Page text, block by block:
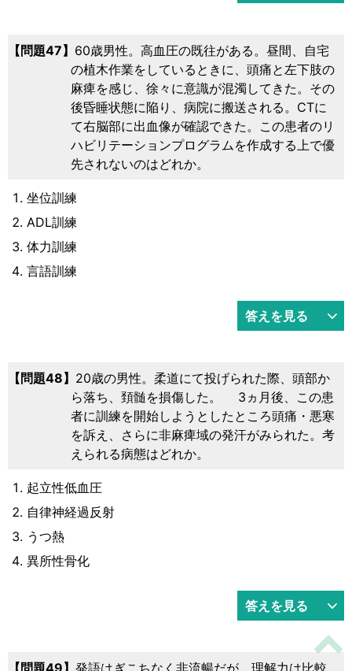
47
60歳男性。高血圧の既往がある。昼間、自宅
の植木作業をしているときに、頭痛と左下肢の
麻痺を感じ、徐々に意識が混濁してきた。その
後昏睡状態に陥り、病院に搬送される。CTに
て右脳部に出血像が確認できた。この患者のリ
ハビリテーションプログラムを作成する上で優
先されないのはどれか。
坐位訓練
ADL訓練
体力訓練
言語訓練
答えを見る
48
20歳の男性。柔道にて投げられた際、頭部か
ら落ち、頚髄を損傷した。 3ヵ月後、この患
者に訓練を開始しようとしたところ頭痛・悪寒
を訴え、さらに非麻痺域の発汗がみられた。考
えられる病態はどれか。
起立性低血圧
自律神経過反射
うつ熱
異所性骨化
答えを見る
49 発語はぎこちなく非流暢だが、理解力は比較